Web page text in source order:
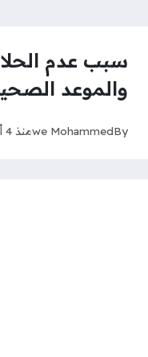
سبب عدم
والموعد
By
we Mohammedمنذ 4 أعوام